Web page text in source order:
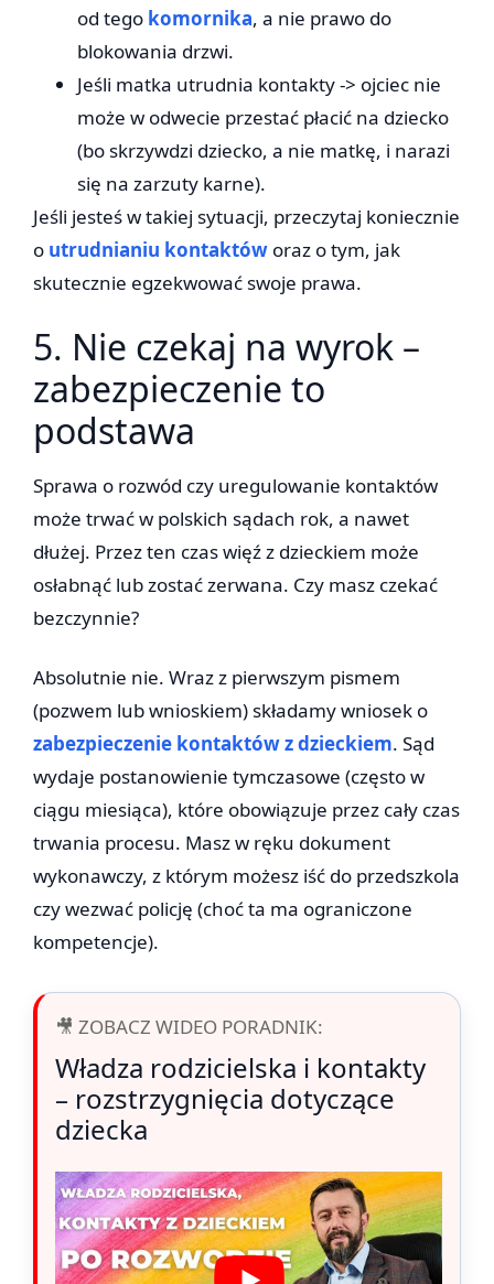
od tego komornika, a nie prawo do
blokowania drzwi.
Jeśli matka utrudnia kontakty -> ojciec nie
może w odwecie przestać płacić na dziecko
(bo skrzywdzi dziecko, a nie matkę, i narazi
się na zarzuty karne).
Jeśli jesteś w takiej sytuacji, przeczytaj koniecznie
o utrudnianiu kontaktów oraz o tym, jak
skutecznie egzekwować swoje prawa.
5. Nie czekaj na wyrok –
zabezpieczenie to
podstawa
Sprawa o rozwód czy uregulowanie kontaktów
może trwać w polskich sądach rok, a nawet
dłużej. Przez ten czas więź z dzieckiem może
osłabnąć lub zostać zerwana. Czy masz czekać
bezczynnie?
Absolutnie nie. Wraz z pierwszym pismem
(pozwem lub wnioskiem) składamy wniosek o
zabezpieczenie kontaktów z dzieckiem. Sąd
wydaje postanowienie tymczasowe (często w
ciągu miesiąca), które obowiązuje przez cały czas
trwania procesu. Masz w ręku dokument
wykonawczy, z którym możesz iść do przedszkola
czy wezwać policję (choć ta ma ograniczone
kompetencje).
🎥 ZOBACZ WIDEO PORADNIK:
Władza rodzicielska i kontakty
– rozstrzygnięcia dotyczące
dziecka